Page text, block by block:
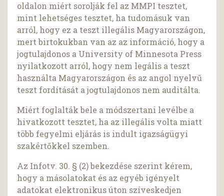
oldalon miért sorolják fel az MMPI tesztet,
mint lehetséges tesztet, ha tudomásuk van
arról, hogy ez a teszt illegális Magyarországon,
mert birtokukban van az az információ, hogy a
jogtulajdonos a University of Minnesota Press
nyilatkozott arról, hogy nem legális a teszt
használta Magyarországon és az angol nyelvű
teszt fordítását a jogtulajdonos nem auditálta.
Miért foglalták bele a módszertani levélbe a
hivatkozott tesztet, ha az illegális volta miatt
több fegyelmi eljárás is indult igazságügyi
szakértőkkel szemben.
Az Infotv. 30. § (2) bekezdése szerint kérem,
hogy a másolatokat és az egyéb igényelt
adatokat elektronikus úton szíveskedjen